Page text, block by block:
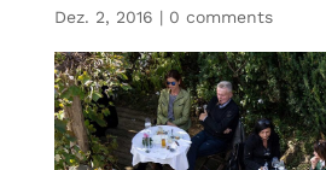
Dez. 2, 2016 | 0 comments